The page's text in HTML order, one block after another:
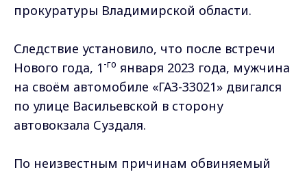
прокуратуры Владимирской области.
Следствие установило, что после встречи
Нового года, 1 -го января 2023 года, мужчина
на своём автомобиле «ГАЗ-33021» двигался
по улице Васильевской в сторону
автовокзала Суздаля.
По неизвестным причинам обвиняемый